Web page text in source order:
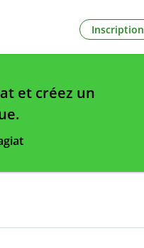
Inscription
et créez un